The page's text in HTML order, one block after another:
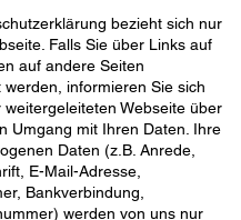
bezieht sich nur
Falls Sie über Links auf
auf andere Seiten
werden, informieren Sie sich
Webseite über
Umgang mit Ihren Daten. Ihre
Daten (z.B. Anrede,
E-Mail-Adresse,
Bankverbindung,
werden von uns nur